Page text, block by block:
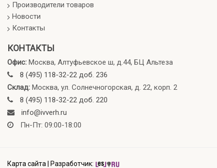
Производители товаров
Новости
Контакты
КОНТАКТЫ
Офис: Москва, Алтуфьевское ш, д.44, БЦ Альтеза
8 (495) 118-32-22 доб. 236
Склад: Москва, ул. Солнечногорская, д. 22, корп. 2
8 (495) 118-32-22 доб. 220
info@ivverh.ru
Пн-Пт: 09:00-18:00
Карта сайта Разработчик: